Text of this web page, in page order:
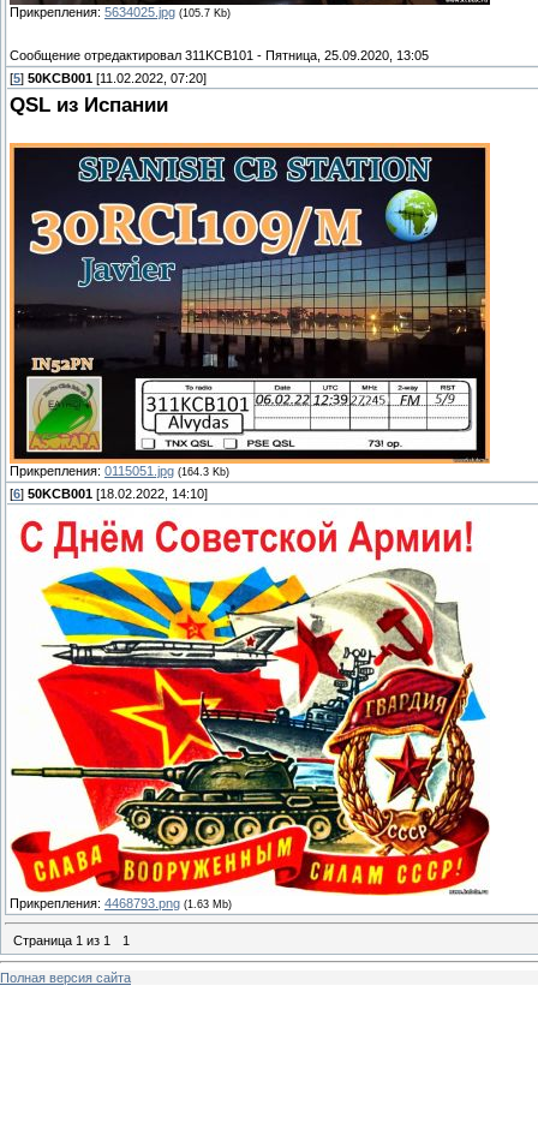
Прикрепления: 5634025.jpg (105.7 Kb)
Сообщение отредактировал 311KCB101 - Пятница, 25.09.2020, 13:05
[5] 50KCB001 [11.02.2022, 07:20]
QSL из Испании
Прикрепления: 0115051.jpg (164.3 Kb)
[6] 50KCB001 [18.02.2022, 14:10]
Прикрепления: 4468793.png (1.63 Mb)
Страница 1 из 1 1
Полная версия сайта